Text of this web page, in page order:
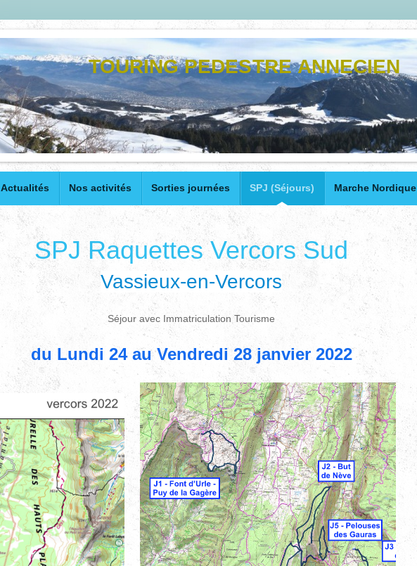
TOURING PEDESTRE ANNECIEN
Actualités Nos activités Sorties journées SPJ (Séjours) Marche Nordique
SPJ Raquettes Vercors Sud
Vassieux-en-Vercors
Séjour avec Immatriculation Tourisme
du Lundi 24 au Vendredi 28 janvier 2022